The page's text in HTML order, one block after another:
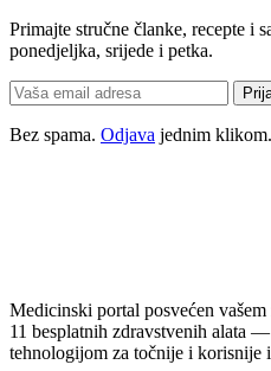
Primajte stručne članke, recepte i
ponedjeljka, srijede i petka.
Bez spama. Odjava jednim klikom.
Medicinski portal posvećen
11 besplatnih zdravstvenih alata
tehnologijom za točnije i korisnije